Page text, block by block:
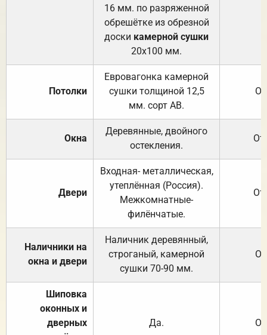
16 мм. по разряженной
обрешётке из обрезной
доски камерной сушки
20х100 мм.
Потолки
Евровагонка камерной
сушки толщиной 12,5
мм. сорт АВ.
Окна
Деревянные, двойного
остекления.
Двери
Входная- металлическая,
утеплённая (Россия).
Межкомнатные-
филёнчатые.
Наличники на
окна и двери
Наличник деревянный,
строганый, камерной
сушки 70-90 мм.
Шиповка
оконных и
дверных
Да.